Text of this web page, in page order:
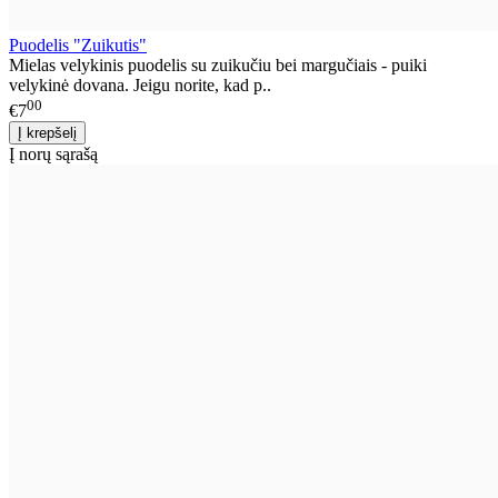
Puodelis "Zuikutis"
Mielas velykinis puodelis su zuikučiu bei margučiais - puiki
velykinė dovana. Jeigu norite, kad p..
€700
Į norų sąrašą